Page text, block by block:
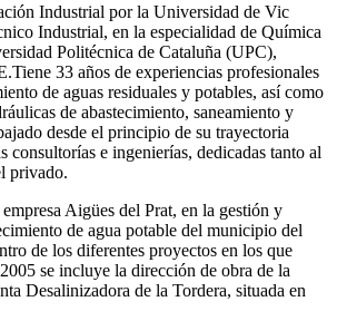
Industrial por la Universidad de Vic
Industrial, en la especialidad de Química
Politécnica de Cataluña (UPC),
33 años de experiencias profesionales
de aguas residuales y potables, así como
de abastecimiento, saneamiento y
desde el principio de su trayectoria
consultorías e ingenierías, dedicadas tanto al
privado.
Aigües del Prat, en la gestión y
de agua potable del municipio del
de los diferentes proyectos en los que
se incluye la dirección de obra de la
Desalinizadora de la Tordera, situada en